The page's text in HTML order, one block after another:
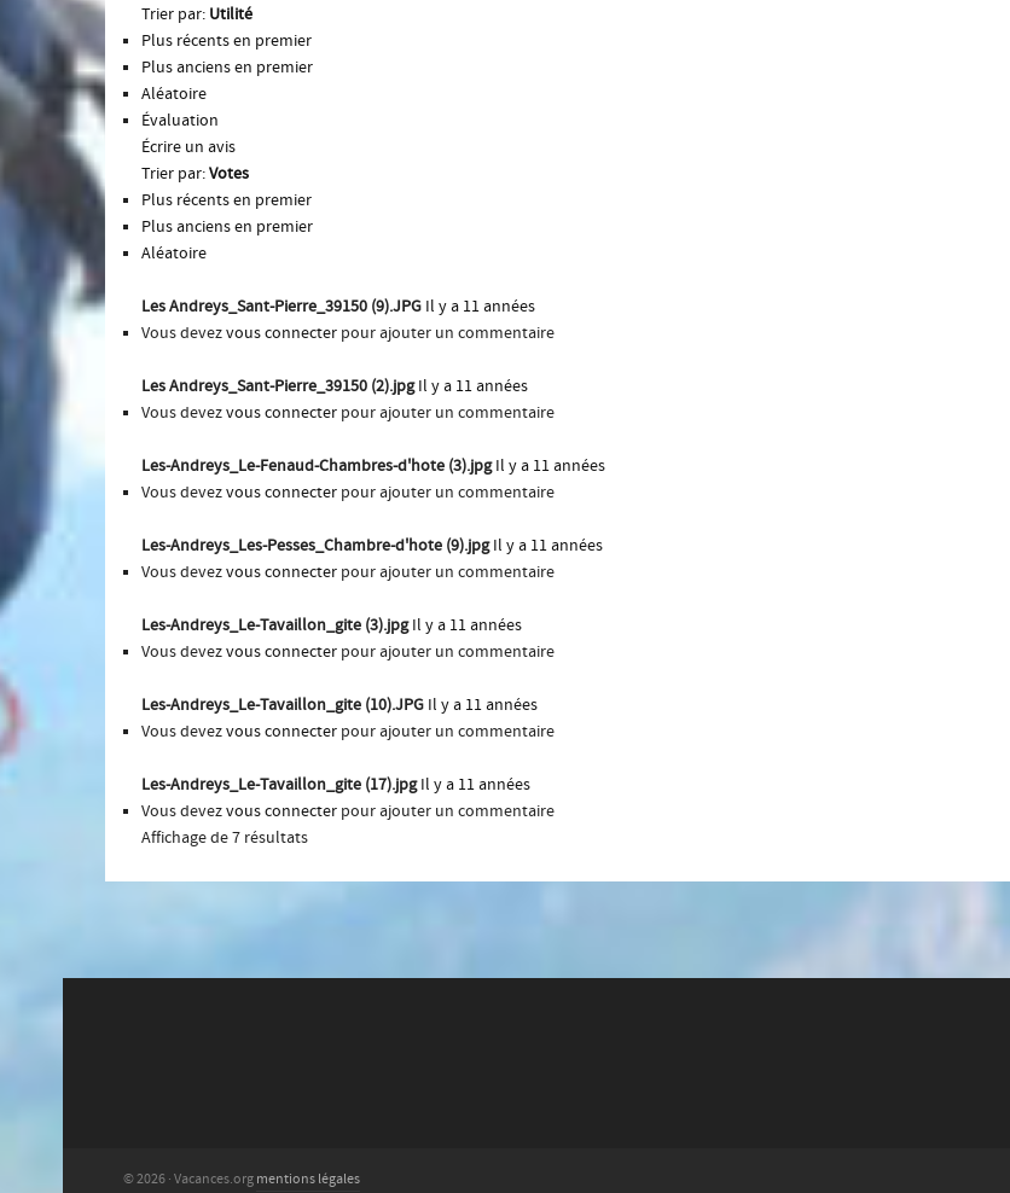
Trier par: Utilité
Plus récents en premier
Plus anciens en premier
Aléatoire
Évaluation
Écrire un avis
Trier par:Votes
Plus récents en premier
Plus anciens en premier
Aléatoire
Les Andreys_Sant-Pierre_39150 (9).JPG Il y a 11 années
Vous devezvous connecter pour ajouter un commentaire
Les Andreys_Sant-Pierre_39150 (2).jpg Il y a 11 années
Vous devezvous connecter pour ajouter un commentaire
Les-Andreys_Le-Fenaud-Chambres-d'hote (3).jpg Il y a 11 années
Vous devezvous connecter pour ajouter un commentaire
Les-Andreys_Les-Pesses_Chambre-d'hote (9).jpg Il y a 11 années
Vous devezvous connecter pour ajouter un commentaire
Les-Andreys_Le-Tavaillon_gite (3).jpg Il y a 11 années
Vous devezvous connecter pour ajouter un commentaire
Les-Andreys_Le-Tavaillon_gite (10).JPG Il y a 11 années
Vous devezvous connecter pour ajouter un commentaire
Les-Andreys_Le-Tavaillon_gite (17).jpg Il y a 11 années
Vous devezvous connecter pour ajouter un commentaire
Affichage de 7 résultats
© 2026 · Vacances.org mentions légales